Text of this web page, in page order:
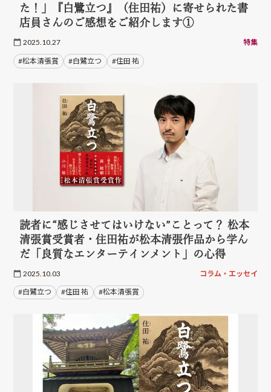
た！」『白鷺立つ』（住田祐）に寄せられた書
店員さんのご感想をご紹介します①
2025.10.27 特集
#松本清張賞 #白鷺立つ #住田 祐
読者に“感じさせてはいけない”ことって？ 松本
清張賞受賞者・住田祐が松本清張作品から学ん
だ「良質なエンターテインメント」の心得
2025.10.03 コラム・エッセイ
#白鷺立つ #住田 祐 #松本清張賞